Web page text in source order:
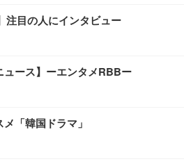
注目の人にインタビュー
ュース】ーエンタメRBBー
「韓国ドラマ」